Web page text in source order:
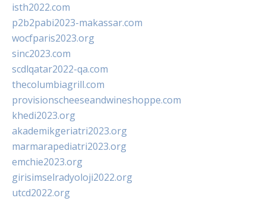
isth2022.com
p2b2pabi2023-makassar.com
wocfparis2023.org
sinc2023.com
scdlqatar2022-qa.com
thecolumbiagrill.com
provisionscheeseandwineshoppe.com
khedi2023.org
akademikgeriatri2023.org
marmarapediatri2023.org
emchie2023.org
girisimselradyoloji2022.org
utcd2022.org